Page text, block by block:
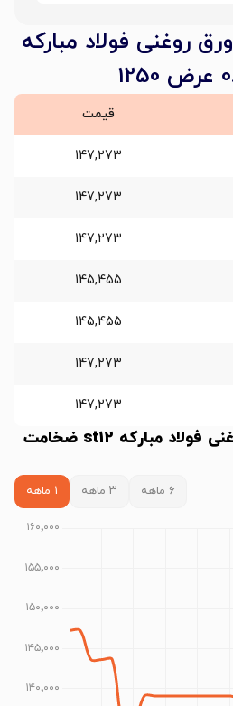
ورق روغنی فولاد مبارکه
قیمت
147,273
147,273
147,273
145,455
145,455
147,273
147,273
نمودار قیمت ورق روغنی فولاد مبارکه st12 ضخامت
۶ ماهه ۳ ماهه ۱ ماهه